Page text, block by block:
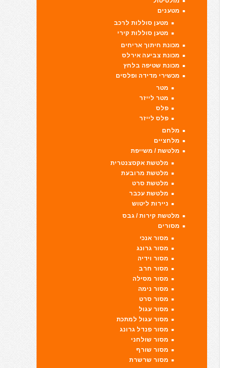
מטענים
מטען סוללות לרכב
מטען סוללות קירי
מכונת חיתוך אריחים
מכונת צביעה אירלס
מכונת שטיפה בלחץ
מכשירי מדידה ופלסים
מטר
מטר לייזר
פלס
פלס לייזר
מלחם
מלחציים
מלטשת / משייפת
מלטשת אקסצנטרית
מלטשת מרובעת
מלטשת סרט
מלטשת עכבר
ניירות ליטוש
מלטשת קירות / גבס
מסורים
מסור אנכי
מסור גרונג
מסור וידיה
מסור חרב
מסור מסילה
מסור נימה
מסור סרט
מסור עגול
מסור עגול למתכת
מסור פנדל גרונג
מסור שולחני
מסור שורף
מסור שרשרת